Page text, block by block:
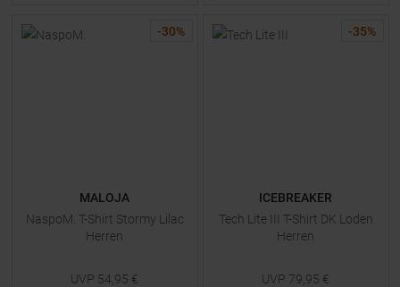
-30%
MALOJA
NaspoM. T-Shirt Stormy Lilac
Herren
UVP 54,95 €
-35%
ICEBREAKER
Tech Lite III T-Shirt DK Loden
Herren
UVP 79,95 €